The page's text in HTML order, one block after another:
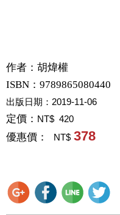
作者： 胡煒權
ISBN：9789865080440
出版日期： 2019-11-06
定價： NT$ 420
優惠價： NT$ 378